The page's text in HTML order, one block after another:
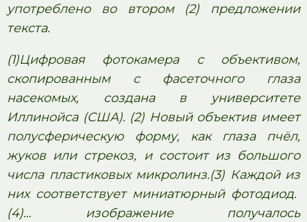
употреблено во втором (2) предложении
текста.
(1)Цифровая фотокамера с объективом,
скопированным с фасеточного глаза
насекомых, создана в университете
Иллинойса (США). (2) Новый объектив имеет
полусферическую форму, как глаза пчёл,
жуков или стрекоз, и состоит из большого
числа пластиковых микролинз.(3) Каждой из
них соответствует миниатюрный фотодиод.
(4)… изображение получалось